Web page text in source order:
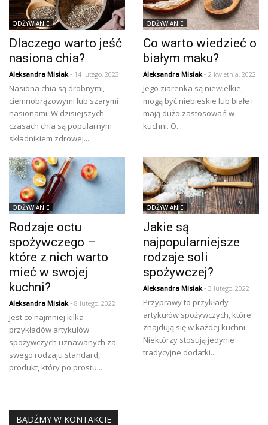
ODŻYWIANIE
Dlaczego warto jeść
nasiona chia?
Aleksandra Misiak- 14 lutego, 2023
Nasiona chia są drobnymi,
ciemnobrązowymi lub szarymi
nasionami. W dzisiejszych
czasach chia są popularnym
składnikiem zdrowej...
ODŻYWIANIE
Co warto wiedzieć o
białym maku?
Aleksandra Misiak- 2 kwietnia, 2022
Jego ziarenka są niewielkie,
mogą być niebieskie lub białe i
mają dużo zastosowań w
kuchni. O...
ODŻYWIANIE
Rodzaje octu
spożywczego –
które z nich warto
mieć w swojej
kuchni?
Aleksandra Misiak- 8 lutego, 2022
Jest co najmniej kilka
przykładów artykułów
spożywczych uznawanych za
swego rodzaju standard,
produkt, który po prostu...
ODŻYWIANIE
Jakie są
najpopularniejsze
rodzaje soli
spożywczej?
Aleksandra Misiak- 3 lutego, 2022
Przyprawy to przykłady
artykułów spożywczych, które
znajdują się w każdej kuchni.
Niektórzy stosują jedynie
tradycyjne dodatki...
BĄDŹMY W KONTAKCIE